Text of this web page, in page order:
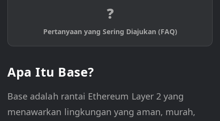
❓
Pertanyaan yang Sering Diajukan (FAQ)
Apa Itu Base?
Base adalah rantai Ethereum Layer 2 yang
menawarkan lingkungan yang aman, murah,